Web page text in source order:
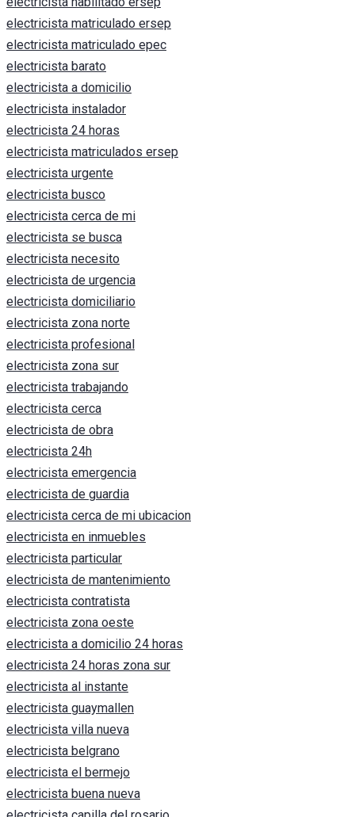
electricista matriculado ersep
electricista matriculado epec
electricista barato
electricista a domicilio
electricista instalador
electricista 24 horas
electricista matriculados ersep
electricista urgente
electricista busco
electricista cerca de mi
electricista se busca
electricista necesito
electricista de urgencia
electricista domiciliario
electricista zona norte
electricista profesional
electricista zona sur
electricista trabajando
electricista cerca
electricista de obra
electricista 24h
electricista emergencia
electricista de guardia
electricista cerca de mi ubicacion
electricista en inmuebles
electricista particular
electricista de mantenimiento
electricista contratista
electricista zona oeste
electricista a domicilio 24 horas
electricista 24 horas zona sur
electricista al instante
electricista guaymallen
electricista villa nueva
electricista belgrano
electricista el bermejo
electricista buena nueva